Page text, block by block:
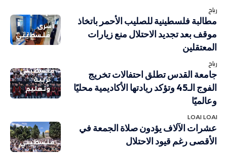
رباح
أسرى
فلسطيني
مطالبة فلسطينية للصليب الأحمر باتخاذ
موقف بعد تجديد الاحتلال منع زيارات
المعتقلين
رباح
فلسطيني
تربية
وتعليم
جامعة القدس تطلق احتفالات تخريج
الفوج الـ45 وتؤكد ريادتها الأكاديمية محليًا
وعالميًا
LOAI LOAI
فلسطيني
عشرات الآلاف يؤدون صلاة الجمعة في
الأقصى رغم قيود الاحتلال